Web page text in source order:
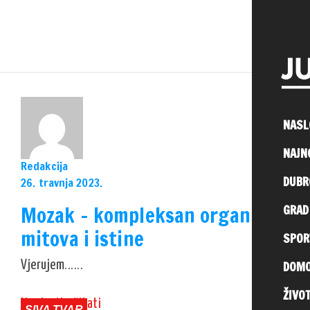
Redakcija
26. travnja 2023.
Mozak – kompleksan organ pun
mitova i istine
Vjerujem......
Nastavite čitati
GRAD
ŽIVOT
GRAD
ŽIVOT